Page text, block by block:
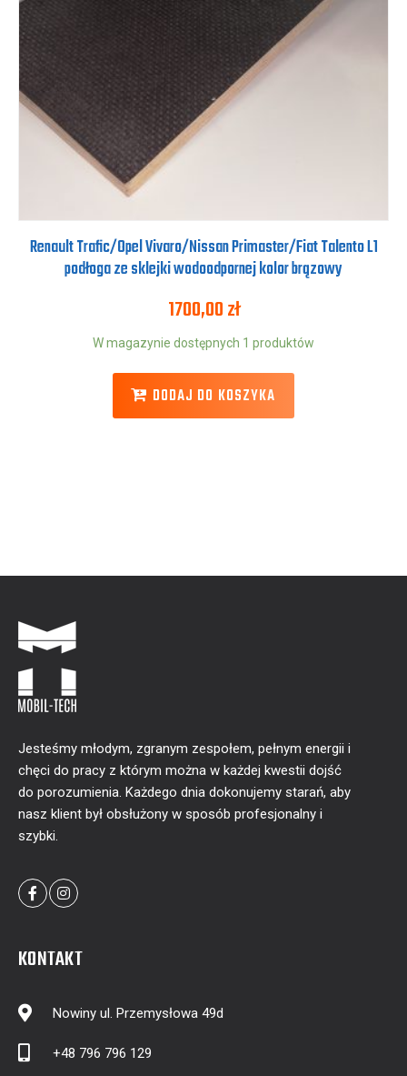
Renault Trafic/Opel Vivaro/Nissan Primaster/Fiat Talento L1
podłoga ze sklejki wodoodpornej kolor brązowy
1700,00zł
W magazynie dostępnych 1 produktów
DODAJ DO KOSZYKA
Jesteśmy młodym, zgranym zespołem, pełnym energii i
chęci do pracy z którym można w każdej kwestii dojść
do porozumienia. Każdego dnia dokonujemy starań, aby
nasz klient był obsłużony w sposób profesjonalny i
szybki.
KONTAKT
Nowiny ul. Przemysłowa 49d
+48 796 796 129